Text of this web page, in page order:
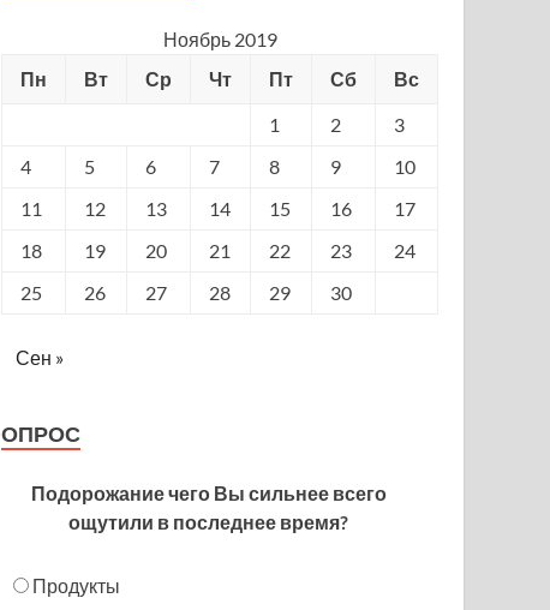
Ноябрь 2019
Пн
Вт Ср Чт Пт Сб
Вс
1
2
3
4
5 6 7 8 9
10
11
12 13 14 15 16
17
18
19 20 21 22 23
24
25
26 27 28 29 30
Сен »
ОПРОС
Подорожание чего Вы сильнее всего
ощутили в последнее время?
Продукты